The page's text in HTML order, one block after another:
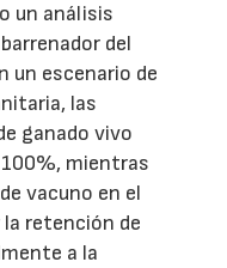
un análisis
del
un escenario de
las
ganado vivo
mientras
vacuno en el
retención de
a la